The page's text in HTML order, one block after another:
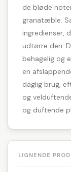
de bløde
granatæble.
ingredienser,
udtørre den.
behagelig og
en
daglig brug,
og
og duftende
LIGNENDE